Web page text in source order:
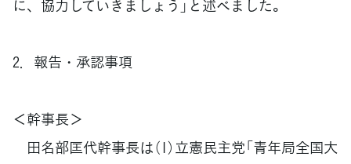
に、協力していきましょう」と述べました。
2．報告・承認事項
＜幹事長＞
田名部匡代幹事長は（1）立憲民主党「青年局全国大